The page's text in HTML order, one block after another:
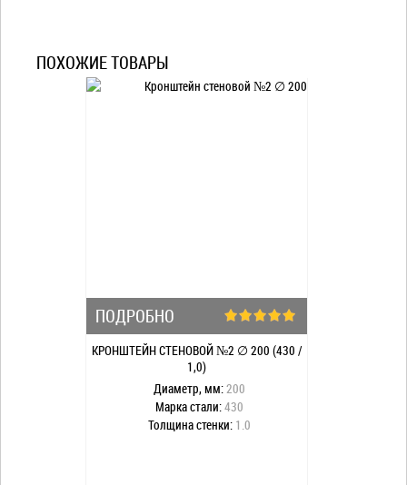
ПОХОЖИЕ ТОВАРЫ
ПОДРОБНО
КРОНШТЕЙН СТЕНОВОЙ №2 ∅ 200 (430 /
1,0)
Диаметр, мм:200
Марка стали:430
Толщина стенки: 1.0